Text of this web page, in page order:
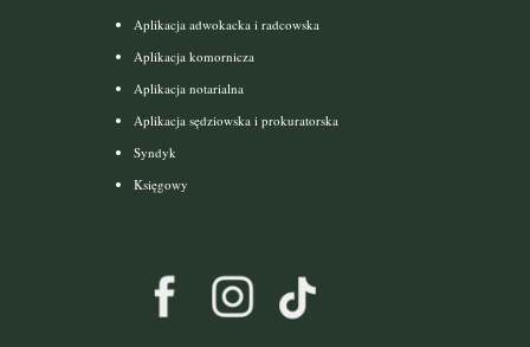
Aplikacja adwokacka i radcowska
Aplikacja komornicza
Aplikacja notarialna
Aplikacja sędziowska i prokuratorska
Syndyk
Księgowy